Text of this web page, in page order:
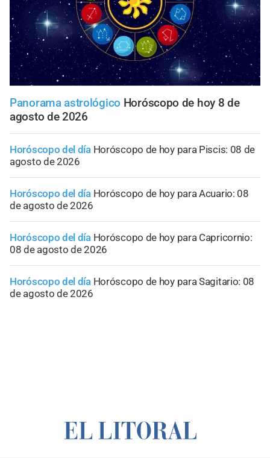
Panorama astrológico Horóscopo de hoy 8 de
agosto de 2026
Horóscopo del día Horóscopo de hoy para Piscis: 08 de
agosto de 2026
Horóscopo del día Horóscopo de hoy para Acuario: 08
de agosto de 2026
Horóscopo del día Horóscopo de hoy para Capricornio:
08 de agosto de 2026
Horóscopo del día Horóscopo de hoy para Sagitario: 08
de agosto de 2026